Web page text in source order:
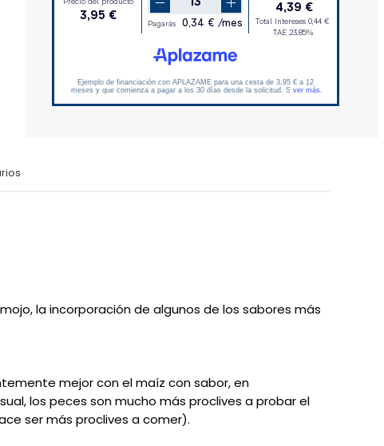
la incorporación de algunos de los sabores más
mejor con el maíz con sabor, en
los peces son mucho más proclives a probar el
ser más proclives a comer).